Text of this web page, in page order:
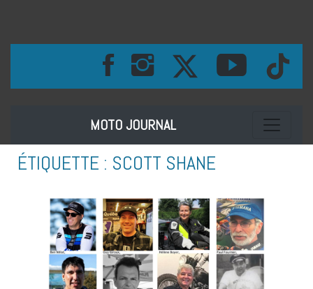
MOTO JOURNAL Toggle
ÉTIQUETTE : SCOTT SHANE